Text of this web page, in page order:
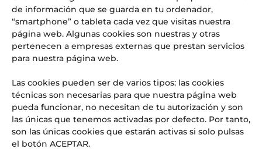
de información que se guarda en tu ordenador,
“smartphone” o tableta cada vez que visitas nuestra
página web. Algunas cookies son nuestras y otras
pertenecen a empresas externas que prestan servicios
para nuestra página web.
Las cookies pueden ser de varios tipos: las cookies
técnicas son necesarias para que nuestra página web
pueda funcionar, no necesitan de tu autorización y son
las únicas que tenemos activadas por defecto. Por tanto,
son las únicas cookies que estarán activas si solo pulsas
el botón ACEPTAR.
Descubrir